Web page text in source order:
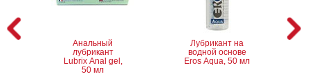
Анальный
лубрикант
Lubrix Anal gel,
50 мл
Лубрикант на
водной основе
Eros Aqua, 50 мл